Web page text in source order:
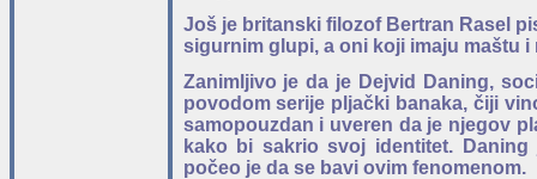
Još je britanski filozof Bertran Rasel
sigurnim glupi, a oni koji imaju maštu
Zanimljivo je da je Dejvid Daning,
povodom serije pljački banaka, čiji
samopouzdan i uveren da je njegov
kako bi sakrio svoj identitet.
počeo je da se bavi ovim fenomenom.